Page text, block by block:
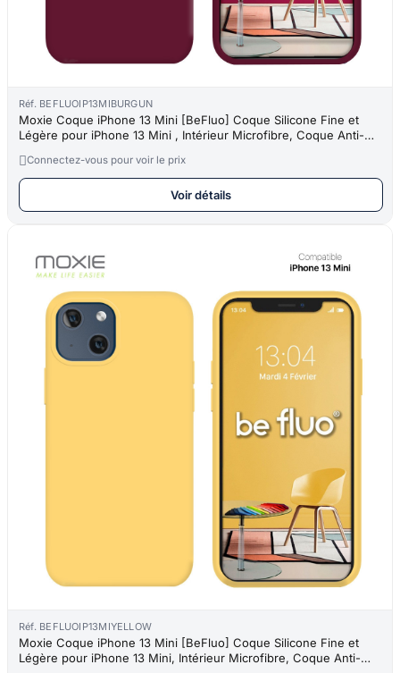
Réf. BEFLUOIP13MIBURGUN
Moxie Coque iPhone 13 Mini [BeFluo] Coque Silicone Fine et
Légère pour iPhone 13 Mini , Intérieur Microfibre, Coque Anti-
Connectez-vous pour voir le prix
Voir détails
Réf. BEFLUOIP13MIYELLOW
Moxie Coque iPhone 13 Mini [BeFluo] Coque Silicone Fine et
Légère pour iPhone 13 Mini, Intérieur Microfibre, Coque Anti-